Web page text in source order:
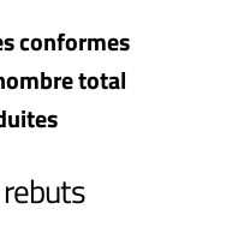
conformes
total